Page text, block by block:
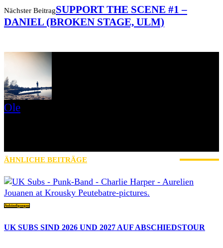
Nächster BeitragSUPPORT THE SCENE #1 –
DANIEL (BROKEN STAGE, ULM)
Ole
ÄHNLICHE BEITRÄGE
Ankündigungen
UK SUBS SIND 2026 UND 2027 AUF ABSCHIEDSTOUR